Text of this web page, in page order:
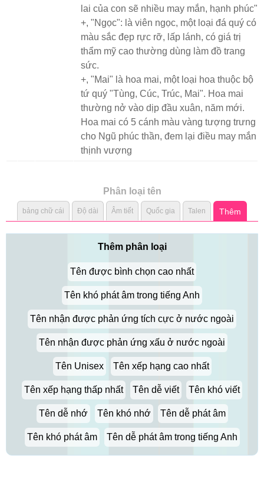
lai của con sẽ nhiều may mắn, hạnh phúc"
+, "Ngọc": là viên ngọc, một loại đá quý có
màu sắc đẹp rực rỡ, lấp lánh, có giá trị
thẩm mỹ cao thường dùng làm đồ trang
sức.
+, "Mai" là hoa mai, một loại hoa thuộc bộ
tứ quý "Tùng, Cúc, Trúc, Mai". Hoa mai
thường nở vào dịp đầu xuân, năm mới.
Hoa mai có 5 cánh màu vàng tượng trưng
cho Ngũ phúc thần, đem lại điều may mắn
thịnh vượng
Phân loại tên
bảng chữ cái Độ dài Âm tiết Quốc gia Talen Thêm
Thêm phân loại
Tên được bình chọn cao nhất
Tên khó phát âm trong tiếng Anh
Tên nhận được phản ứng tích cực ở nước ngoài
Tên nhận được phản ứng xấu ở nước ngoài
Tên Unisex Tên xếp hạng cao nhất
Tên xếp hạng thấp nhất Tên dễ viết Tên khó viết
Tên dễ nhớ Tên khó nhớ Tên dễ phát âm
Tên khó phát âm Tên dễ phát âm trong tiếng Anh